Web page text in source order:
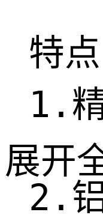
特点
1.
2.
展开